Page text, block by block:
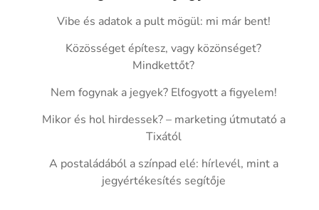
Vibe és adatok a pult mögül: mi már bent!
Közösséget építesz, vagy közönséget?
Mindkettőt?
Nem fogynak a jegyek? Elfogyott a figyelem!
Mikor és hol hirdessek? – marketing útmutató a
Tixától
A postaládából a színpad elé: hírlevél, mint a
jegyértékesítés segítője